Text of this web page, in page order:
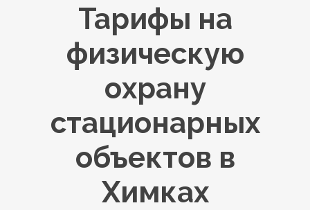
Тарифы на
физическую
охрану
стационарных
объектов в
Химках